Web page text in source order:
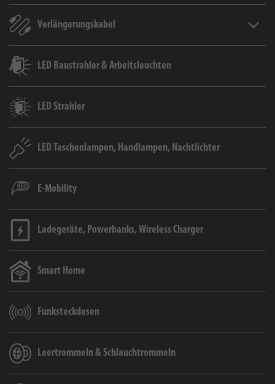
Verlängerungskabel
LED Baustrahler & Arbeitsleuchten
LED Strahler
LED Taschenlampen, Handlampen, Nachtlichter
E-Mobility
Ladegeräte, Powerbanks, Wireless Charger
Smart Home
Funksteckdosen
Leertrommeln & Schlauchtrommeln